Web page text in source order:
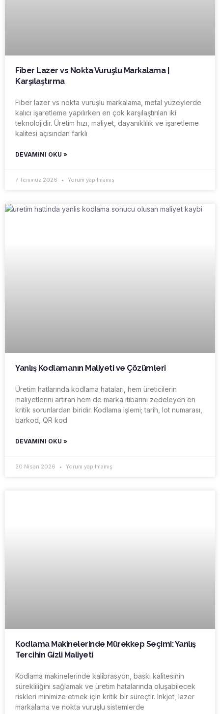
Fiber Lazer vs Nokta Vuruşlu Markalama |
Karşılaştırma
Fiber lazer vs nokta vuruşlu markalama, metal yüzeylerde
kalıcı işaretleme yapılırken en çok karşılaştırılan iki
teknolojidir. Üretim hızı, maliyet, dayanıklılık ve işaretleme
kalitesi açısından farklı
DEVAMINI OKU »
7 Temmuz 2026 Yorum yapılmamış
Yanlış Kodlamanın Maliyeti ve Çözümleri
Üretim hatlarında kodlama hataları, hem üreticilerin
maliyetlerini artıran hem de marka itibarını zedeleyen en
kritik sorunlardan biridir. Kodlama işlemi; tarih, lot numarası,
barkod, QR kod
DEVAMINI OKU »
20 Nisan 2026 Yorum yapılmamış
Kodlama Makinelerinde Mürekkep Seçimi: Yanlış
Tercihin Gizli Maliyeti
Kodlama makinelerinde kalibrasyon, baskı kalitesinin
sürekliliğini sağlamak ve üretim hatalarında oluşabilecek
riskleri minimize etmek için kritik bir süreçtir. Inkjet, lazer
markalama ve nokta vuruşlu sistemlerde